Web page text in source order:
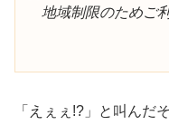
地域制限のためご
「えぇぇ!?」と叫んだ